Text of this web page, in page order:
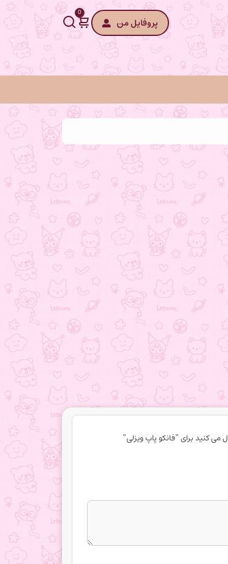
0
پروفایل من
می کنید برای “فانکو پاپ ویزلی”